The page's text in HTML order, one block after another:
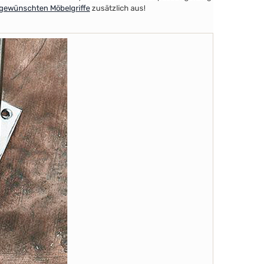
Möbelgriffe zusätzlich aus!